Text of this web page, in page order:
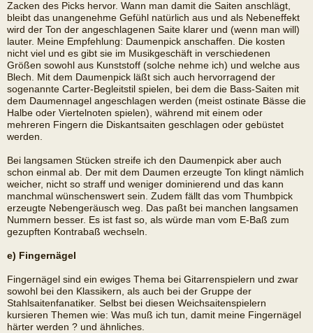
Zacken des Picks hervor. Wann man damit die Saiten anschlägt,
bleibt das unangenehme Gefühl natürlich aus und als Nebeneffekt
wird der Ton der angeschlagenen Saite klarer und (wenn man will)
lauter. Meine Empfehlung: Daumenpick anschaffen. Die kosten
nicht viel und es gibt sie im Musikgeschäft in verschiedenen
Größen sowohl aus Kunststoff (solche nehme ich) und welche aus
Blech. Mit dem Daumenpick läßt sich auch hervorragend der
sogenannte Carter-Begleitstil spielen, bei dem die Bass-Saiten mit
dem Daumennagel angeschlagen werden (meist ostinate Bässe die
Halbe oder Viertelnoten spielen), während mit einem oder
mehreren Fingern die Diskantsaiten geschlagen oder gebüstet
werden.
Bei langsamen Stücken streife ich den Daumenpick aber auch
schon einmal ab. Der mit dem Daumen erzeugte Ton klingt nämlich
weicher, nicht so straff und weniger dominierend und das kann
manchmal wünschenswert sein. Zudem fällt das vom Thumbpick
erzeugte Nebengeräusch weg. Das paßt bei manchen langsamen
Nummern besser. Es ist fast so, als würde man vom E-Baß zum
gezupften Kontrabaß wechseln.
e) Fingernägel
Fingernägel sind ein ewiges Thema bei Gitarrenspielern und zwar
sowohl bei den Klassikern, als auch bei der Gruppe der
Stahlsaitenfanatiker. Selbst bei diesen Weichsaitenspielern
kursieren Themen wie: Was muß ich tun, damit meine Fingernägel
härter werden ? und ähnliches.